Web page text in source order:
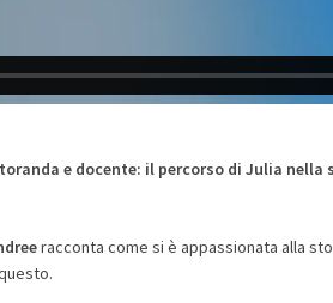
e docente: il percorso di Julia
racconta come si è appassionata alla